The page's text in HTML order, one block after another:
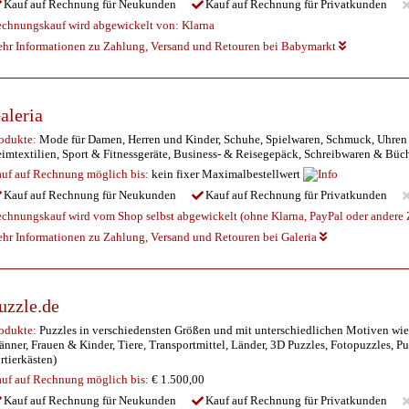
Kauf auf Rechnung für Neukunden
Kauf auf Rechnung für Privatkunden
wird abgewickelt von: Klarna
Informationen zu Zahlung, Versand und Retouren bei Babymarkt
Mode für Damen, Herren und Kinder, Schuhe, Spielwaren, Schmuck,
Sport & Fitnessgeräte, Business- & Reisegepäck, Schreibwaren &
auf Rechnung möglich bis: kein fixer Maximalbestellwert
Kauf auf Rechnung für Neukunden
Kauf auf Rechnung für Privatkunden
wird vom Shop selbst abgewickelt (ohne Klarna, PayPal oder
Informationen zu Zahlung, Versand und Retouren bei Galeria
Puzzles in verschiedensten Größen und mit unterschiedlichen Motiven
Frauen & Kinder, Tiere, Transportmittel, Länder, 3D Puzzles, Fotopuzzles,
auf Rechnung möglich bis: € 1.500,00
Kauf auf Rechnung für Neukunden
Kauf auf Rechnung für Privatkunden